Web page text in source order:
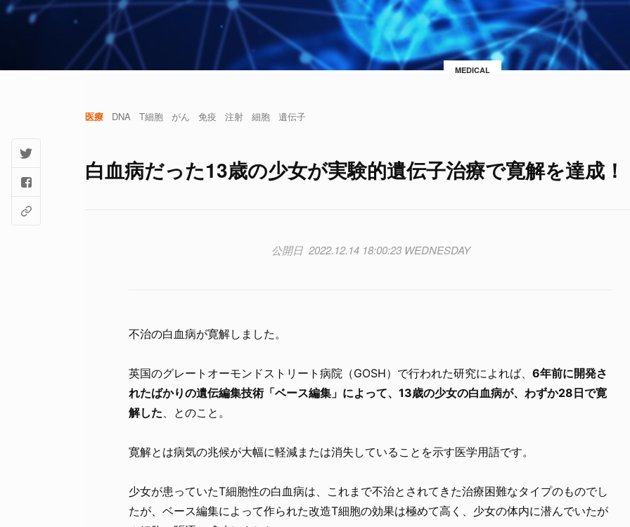
MEDICAL
医療 DNA T細胞 がん 免疫 注射 細胞 遺伝子
白血病だった13歳の少女が実験的遺伝子治療で寛解を達成！
2022.12.14 18:00:23 WEDNESDAY
不治の白血病が寛解しました。
英国のグレートオーモンドストリート病院（GOSH）で行われた研究によれば、 6年前に開発さ
れたばかりの遺伝編集技術「ベース編集」によって、13歳の少女の白血病が、わずか28日で寛
解した 、とのこと。
寛解とは病気の兆候が大幅に軽減または消失していることを示す医学用語です。
少女が患っていたT細胞性の白血病は、これまで不治とされてきた治療困難なタイプのものでし
たが、ベース編集によって作られた改造T細胞の効果は極めて高く、少女の体内に潜んでいたが